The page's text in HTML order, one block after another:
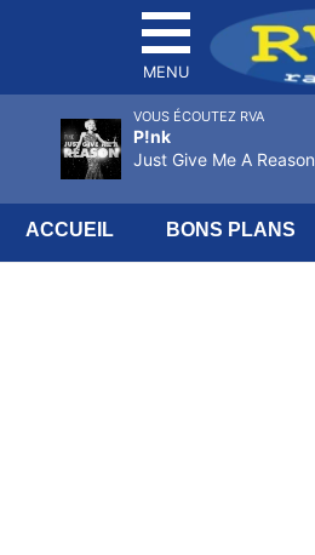
MENU
ACCUEIL BONS PLANS
VOUS ÉCOUTEZ RVA
P!nk
Just Give Me A Reason